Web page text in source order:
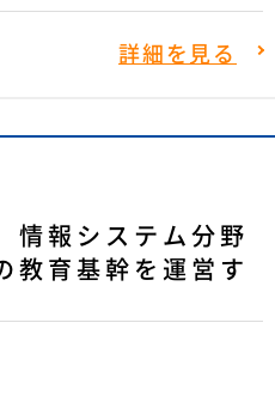
詳細を見る
情報システム分野
教育基幹を運営す